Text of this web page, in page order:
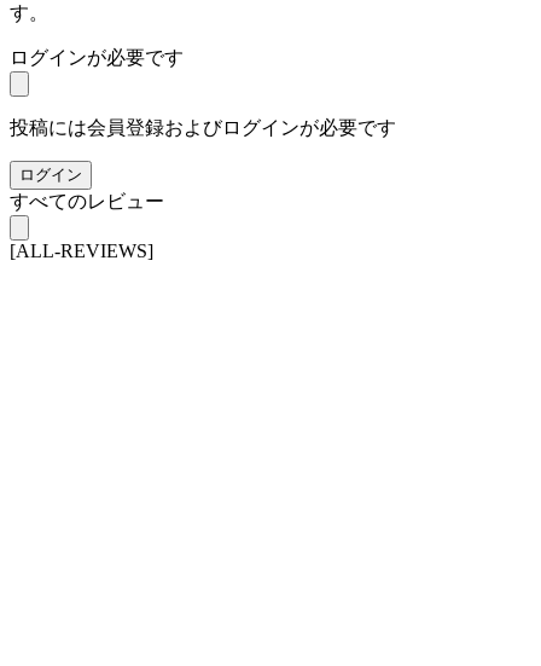
す。
ログインが必要です
投稿には会員登録およびログインが必要です
ログイン
すべてのレビュー
[ALL-REVIEWS]